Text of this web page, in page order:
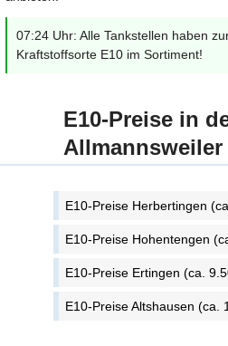
07:24 Uhr: Alle Tankstellen haben
Kraftstoffsorte E10 im Sortiment!
E10-Preise in
E10-Preise Herbertingen
E10-Preise Hohentengen
E10-Preise Ertingen (ca.
E10-Preise Altshausen (ca.